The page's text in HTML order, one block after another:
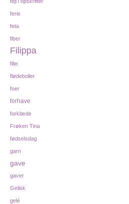
ferie
feta
fiber
Filippa
filte
flødeboller
foer
forhave
forklæde
Frøken Tina
fødselsdag
garn
gave
gaver
Geilsk
gelé